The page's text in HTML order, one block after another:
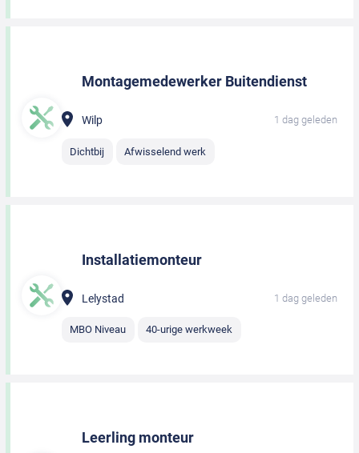
Montagemedewerker Buitendienst
Wilp 1 dag geleden
Dichtbij Afwisselend werk
Installatiemonteur
Lelystad 1 dag geleden
MBO Niveau 40-urige werkweek
Leerling monteur